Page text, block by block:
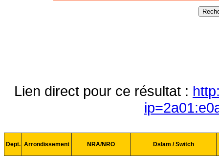
Lien direct pour ce résultat :
Dept. Arrondissement NRA/NRO Dslam / Switch